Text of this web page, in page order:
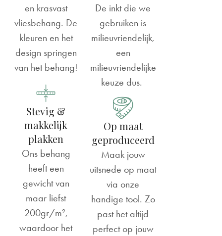
en krasvast
vliesbehang. De
kleuren en het
design springen
van het behang!
Stevig &
makkelijk
plakken
Ons behang
heeft een
gewicht van
maar liefst
200gr/m²,
waardoor het
De inkt die we
gebruiken is
milieuvriendelijk,
een
milieuvriendelijke
keuze dus.
Op maat
geproduceerd
Maak jouw
uitsnede op maat
via onze
handige tool. Zo
past het altijd
perfect op jouw